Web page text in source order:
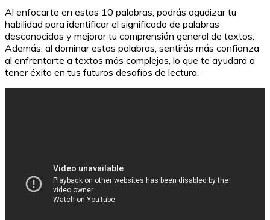
Al enfocarte en estas 10 palabras, podrás agudizar tu
habilidad para identificar el significado de palabras
desconocidas y mejorar tu comprensión general de textos.
Además, al dominar estas palabras, sentirás más confianza
al enfrentarte a textos más complejos, lo que te ayudará a
tener éxito en tus futuros desafíos de lectura.